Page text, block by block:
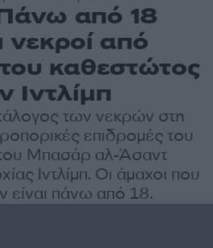
από 18
νεκροί από
καθεστώτος
Ιντλίμπ
των νεκρών στη
επιδρομές του
Μπασάρ αλ-Άσαντ
Ιντλίμπ. Οι άμαχοι που
είναι πάνω από 18.